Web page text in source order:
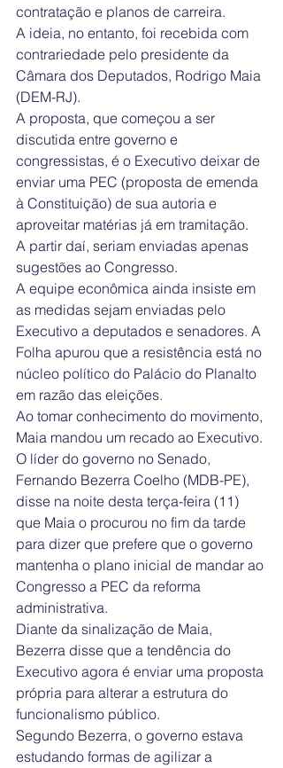
contratação e planos de carreira.
A ideia, no entanto, foi recebida com
contrariedade pelo presidente da
Câmara dos Deputados, Rodrigo Maia
(DEM-RJ).
A proposta, que começou a ser
discutida entre governo e
congressistas, é o Executivo deixar de
enviar uma PEC (proposta de emenda
à Constituição) de sua autoria e
aproveitar matérias já em tramitação.
A partir daí, seriam enviadas apenas
sugestões ao Congresso.
A equipe econômica ainda insiste em
as medidas sejam enviadas pelo
Executivo a deputados e senadores. A
Folha apurou que a resistência está no
núcleo político do Palácio do Planalto
em razão das eleições.
Ao tomar conhecimento do movimento,
Maia mandou um recado ao Executivo.
O líder do governo no Senado,
Fernando Bezerra Coelho (MDB-PE),
disse na noite desta terça-feira (11)
que Maia o procurou no fim da tarde
para dizer que prefere que o governo
mantenha o plano inicial de mandar ao
Congresso a PEC da reforma
administrativa.
Diante da sinalização de Maia,
Bezerra disse que a tendência do
Executivo agora é enviar uma proposta
própria para alterar a estrutura do
funcionalismo público.
Segundo Bezerra, o governo estava
estudando formas de agilizar a